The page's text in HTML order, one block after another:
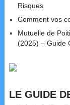
Risques
Comment vos
Mutuelle de
(2025) – Guide
LE GUIDE